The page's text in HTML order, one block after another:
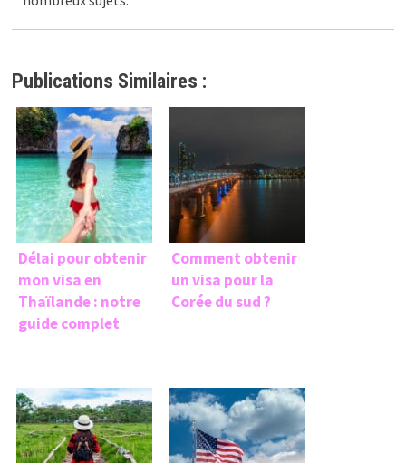
Publications Similaires :
Délai pour obtenir
mon visa en
Thaïlande : notre
guide complet
Comment obtenir
un visa pour la
Corée du sud ?